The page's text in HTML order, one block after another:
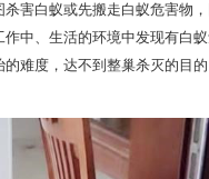
害白蚁或先搬走白蚁危害物
中、生活的环境中发现有白
难度，达不到整巢杀灭的目